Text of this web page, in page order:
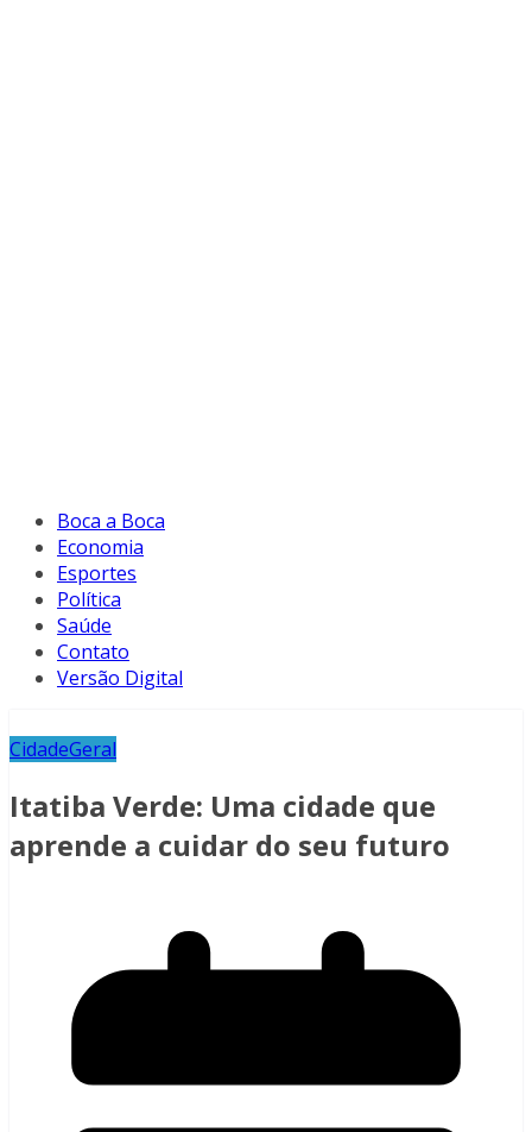
Boca a Boca
Economia
Esportes
Política
Saúde
Contato
Versão Digital
CidadeGeral
Itatiba Verde: Uma cidade que
aprende a cuidar do seu futuro